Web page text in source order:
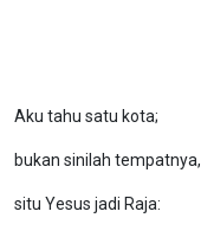
Aku tahu satu kota;
bukan sinilah tempatnya,
situ Yesus jadi Raja: